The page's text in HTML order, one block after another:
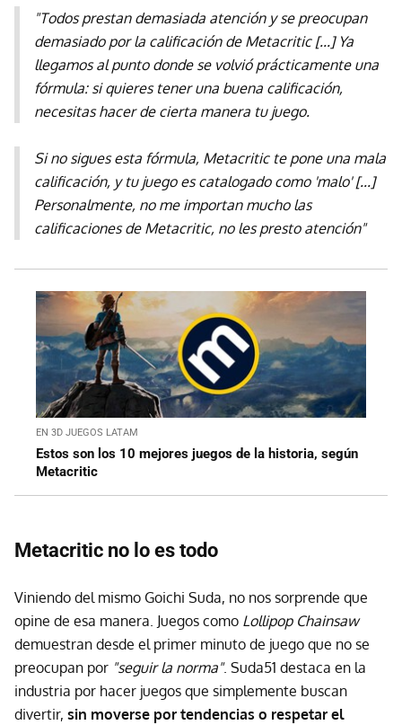
"Todos prestan demasiada atención y se preocupan
demasiado por la calificación de Metacritic [...] Ya
llegamos al punto donde se volvió prácticamente una
fórmula: si quieres tener una buena calificación,
necesitas hacer de cierta manera tu juego.
Si no sigues esta fórmula, Metacritic te pone una mala
calificación, y tu juego es catalogado como 'malo' [...]
Personalmente, no me importan mucho las
calificaciones de Metacritic, no les presto atención"
EN 3D JUEGOS LATAM
Estos son los 10 mejores juegos de la historia, según
Metacritic
Metacritic no lo es todo
Viniendo del mismo Goichi Suda, no nos sorprende que
opine de esa manera. Juegos como Lollipop Chainsaw
demuestran desde el primer minuto de juego que no se
preocupan por "seguir la norma". Suda51 destaca en la
industria por hacer juegos que simplemente buscan
divertir, sin moverse por tendencias o respetar el